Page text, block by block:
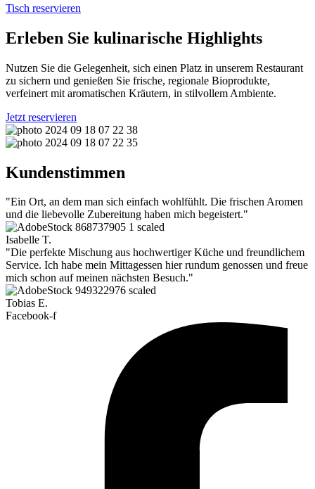
Tisch reservieren
Erleben Sie kulinarische Highlights
Nutzen Sie die Gelegenheit, sich einen Platz in unserem Restaurant
zu sichern und genießen Sie frische, regionale Bioprodukte,
verfeinert mit aromatischen Kräutern, in stilvollem Ambiente.
Jetzt reservieren
Kundenstimmen
"Ein Ort, an dem man sich einfach wohlfühlt. Die frischen Aromen
und die liebevolle Zubereitung haben mich begeistert."
Isabelle T.
"Die perfekte Mischung aus hochwertiger Küche und freundlichem
Service. Ich habe mein Mittagessen hier rundum genossen und freue
mich schon auf meinen nächsten Besuch."
Tobias E.
Facebook-f